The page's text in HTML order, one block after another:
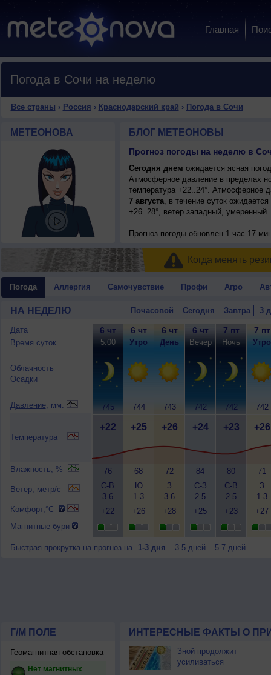
Главная
Погода в Сочи на неделю
Все страны › Россия › Краснодарский край › Погода в Сочи
МЕТЕОНОВА БЛОГ МЕТЕОНОВЫ
Прогноз погоды на неделю в
Сегодня днем ожидается ясная
Атмосферное давление в пределах
температура +22..24°. Атмосферное
7 августа, в течение суток
+26..28°, ветер западный, умеренный.
Прогноз погоды обновлен 1 час 17
Когда менять
Погода Аллергия Самочувствие Профи Агро
НА НЕДЕЛЮ Почасовой Сегодня Завтра 3
Дата
Время суток
Облачность
Осадки
Давление, мм.
Температура
Влажность, %
Ветер, метр/с
Комфорт,°C
Магнитные бури
6 чт
5:00
745
+22
76
С-В
3-6
+22
6 чт
Утро
744
+25
68
Ю
1-3
+26
6 чт
День
743
+26
72
З
3-6
+28
6 чт
Вечер
742
+24
84
С-З
2-5
+25
7 пт
Ночь
742
+23
80
С-В
2-5
+23
7 пт
Утро
742
+26
71
З
1-3
+27
Быстрая прокрутка на прогноз на 1-3 дня 3-5 дней 5-7 дней
Г/М ПОЛЕ
Геомагнитная обстановка
Нет магнитных
ИНТЕРЕСНЫЕ ФАКТЫ О
Зной продолжит
усиливаться